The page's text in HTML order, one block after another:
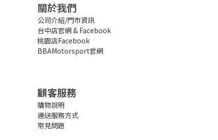
關於我們
公司介紹/門市資訊
台中店官網& Facebook
桃園店Facebook
BBAMotorsport官網
顧客服務
購物說明
運送服務方式
常見問題